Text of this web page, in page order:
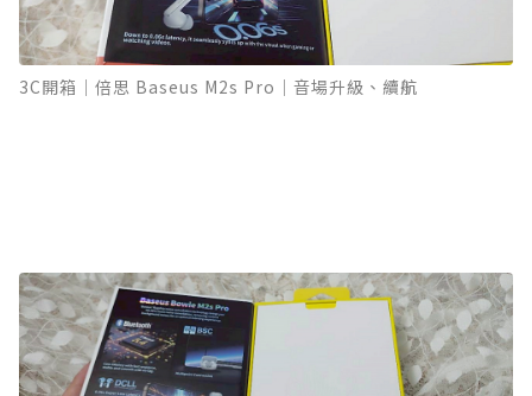
3C開箱｜倍思 Baseus M2s Pro｜音場升級、續航